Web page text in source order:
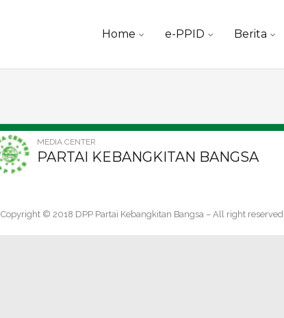
Home e-PPID Berita
Skip
MEDIA CENTER
PARTAI KEBANGKITAN BANGSA
Copyright © 2018 DPP Partai Kebangkitan Bangsa – All right reserved